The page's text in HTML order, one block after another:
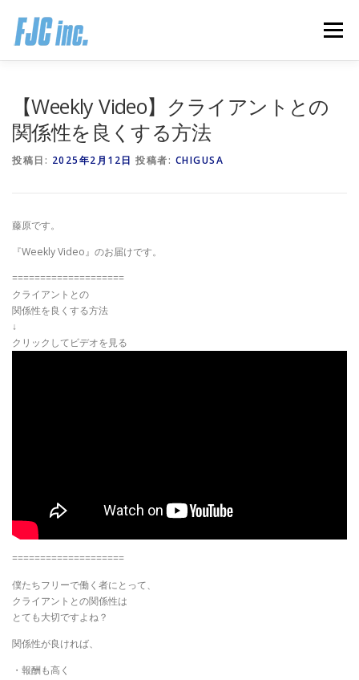
メニュー
【Weekly Video】クライアントとの
関係性を良くする方法
投稿日: 2025年2月12日 投稿者: CHIGUSA
藤原です。
『Weekly Video』のお届けです。
====================
クライアントとの
関係性を良くする方法
↓
クリックしてビデオを見る
====================
僕たちフリーで働く者にとって、
クライアントとの関係性は
とても大切ですよね？
関係性が良ければ、
・報酬も高く